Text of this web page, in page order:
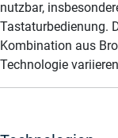
nutzbar,
Tastaturbedienung.
Kombination aus
Technologie